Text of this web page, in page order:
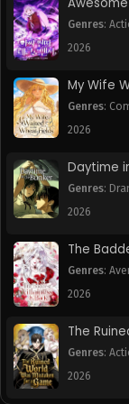
Chapitre 40
September 27, 2025
Chapitre 38
September 27, 2025
Chapitre 36
Chapitre 34
September 27, 2025
Chapitre 32
September 27, 2025
Chapitre 30
September 27, 2025
Chapitre 28
September 27, 2025
Genres:
2026
My Wife
Genres:
2026
Daytime
Genres:
2026
The
Genres:
2026
The
Genres:
Webtoon
2026